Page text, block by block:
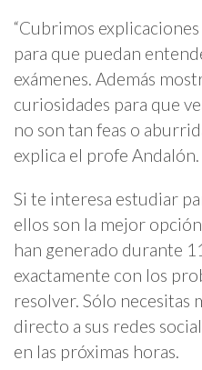
“Cubrimos
para que puedan
exámenes. Además
curiosidades para que
no son tan feas o
explica el profe Andalón.
Si te interesa estudiar
ellos son la mejor
han generado durante
exactamente con los
resolver. Sólo necesitas
directo a sus redes
en las próximas horas.